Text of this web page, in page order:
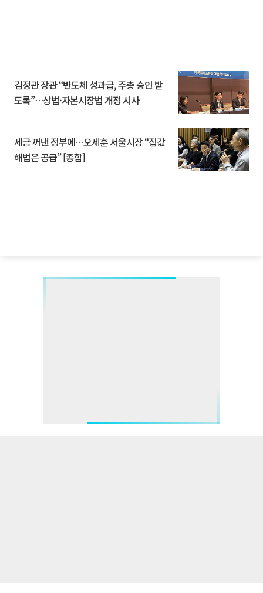
김정관 장관 “반도체 성과급, 주총 승인 받
도록”…상법·자본시장법 개정 시사
세금 꺼낸 정부에…오세훈 서울시장 “집값
해법은 공급” [종합]